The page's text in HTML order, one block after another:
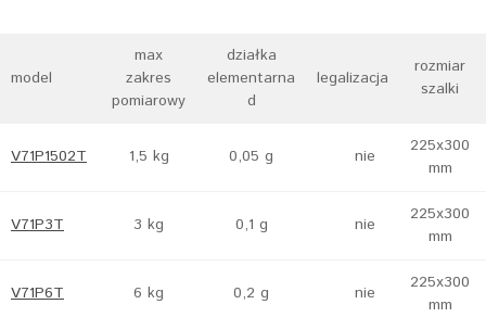
model
max
zakres
pomiarowy
działka
elementarna
d
legalizacja
rozmiar
szalki
V71P1502T 1,5 kg 0,05 g nie
225x300
mm
V71P3T 3 kg 0,1 g nie
225x300
mm
V71P6T 6 kg 0,2 g nie
225x300
mm